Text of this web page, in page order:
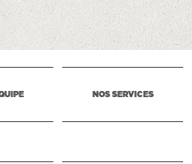
NOS SERVICES